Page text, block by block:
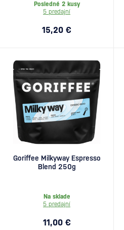
Posledné 2 kusy
5 predajní
15,20 €
Goriffee Milkyway Espresso
Blend 250g
Na sklade
5 predajní
11,00 €